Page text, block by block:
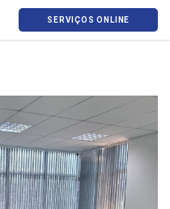
SERVIÇOS ONLINE